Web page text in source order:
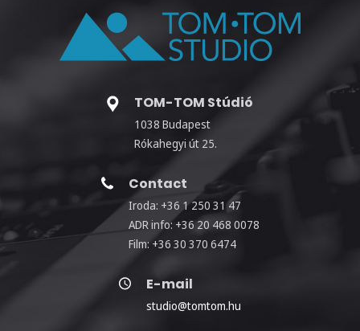
TOM-TOM Stúdió
1038 Budapest
Rókahegyi út 25.
Contact
Iroda: +36 1 250 31 47
ADR info: +36 20 468 0078
Film: +36 30 370 6474
E-mail
studio@tomtom.hu